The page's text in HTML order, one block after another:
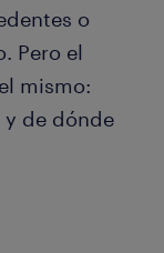
o
Pero el
mismo:
de dónde